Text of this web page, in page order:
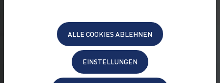
für schnellste Ladezeiten & stabile Verfügbarkeit
CMS-System vorinstalliert
frei verfügbarer Speicherplatz und Datenbanken
dynamisch anpassbar
jederzeit zuverlässigerSupport
ALLE COOKIES ABLEHNEN
EINSTELLUNGEN